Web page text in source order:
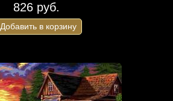
826 руб.
Добавить в корзину